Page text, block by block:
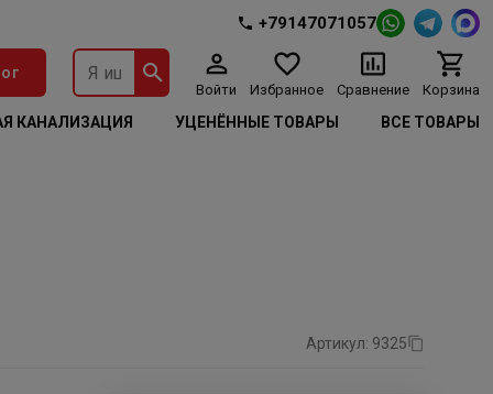
+79147071057
Войти Избранное Сравнение Корзина
КАНАЛИЗАЦИЯ УЦЕНЁННЫЕ ТОВАРЫ ВСЕ ТОВАРЫ
Артикул: 9325